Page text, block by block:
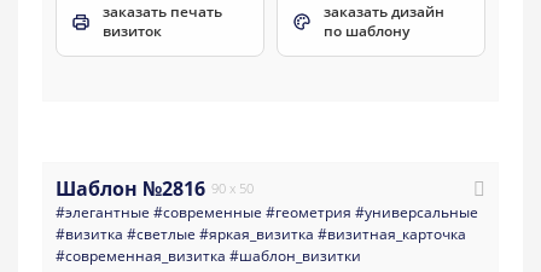
заказать печать
визиток
заказать дизайн
по шаблону
Шаблон №2816 90 x 50
#элегантные #современные #геометрия #универсальные
#визитка #светлые #яркая_визитка #визитная_карточка
#современная_визитка #шаблон_визитки